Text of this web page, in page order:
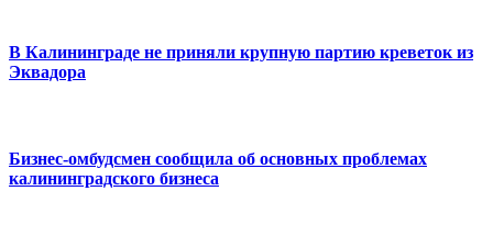
В Калининграде не приняли крупную партию креветок из
Эквадора
Бизнес-омбудсмен сообщила об основных проблемах
калининградского бизнеса